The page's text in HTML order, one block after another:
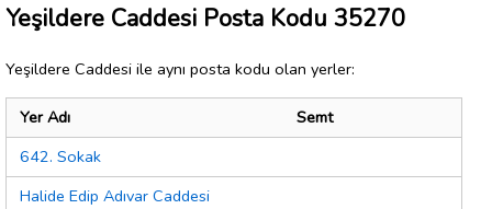
Yeşildere Caddesi Posta Kodu 35270
Yeşildere Caddesi ile aynı posta kodu olan yerler:
Yer Adı
Semt
642. Sokak
Halide Edip Adıvar Caddesi